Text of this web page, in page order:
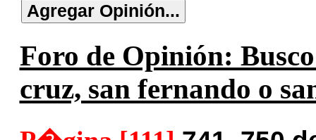
Foro de Opinión:
cruz, san fernando o